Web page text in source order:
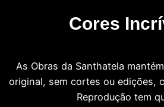
Cores
As Obras da Santhatela
original, sem cortes ou edições,
Reprodução tem